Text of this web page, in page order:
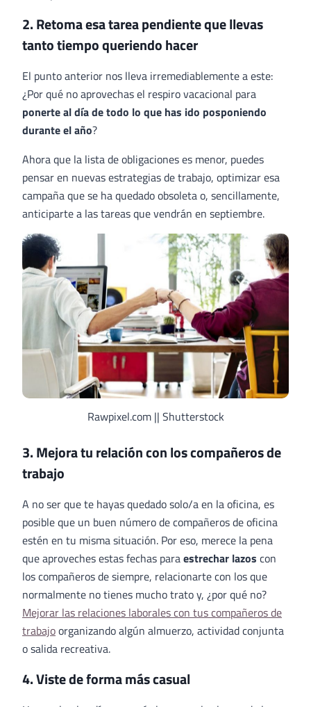
2. Retoma esa tarea pendiente que llevas
tanto tiempo queriendo hacer
El punto anterior nos lleva irremediablemente a este:
¿Por qué no aprovechas el respiro vacacional para
ponerte al día de todo lo que has ido posponiendo
durante el año?
Ahora que la lista de obligaciones es menor, puedes
pensar en nuevas estrategias de trabajo, optimizar esa
campaña que se ha quedado obsoleta o, sencillamente,
anticiparte a las tareas que vendrán en septiembre.
Rawpixel.com || Shutterstock
3. Mejora tu relación con los compañeros de
trabajo
A no ser que te hayas quedado solo/a en la oficina, es
posible que un buen número de compañeros de oficina
estén en tu misma situación. Por eso, merece la pena
que aproveches estas fechas paraestrechar lazos con
los compañeros de siempre, relacionarte con los que
normalmente no tienes mucho trato y, ¿por qué no?
Mejorar las relaciones laborales con tus compañeros de
trabajoorganizando algún almuerzo, actividad conjunta
o salida recreativa.
4. Viste de forma más casual